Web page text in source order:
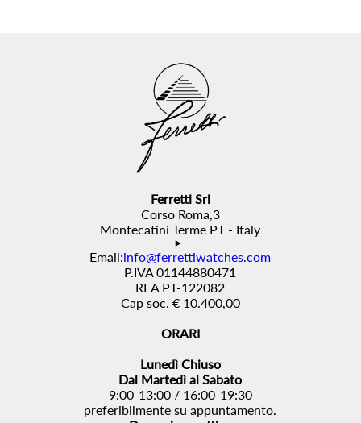
Ferretti Srl
Corso Roma,3
Montecatini Terme PT - Italy
Email:info@ferrettiwatches.com
P.IVA 01144880471
REA PT-122082
Cap soc. € 10.400,00
ORARI
Lunedì Chiuso
Dal Martedì al Sabato
9:00-13:00 / 16:00-19:30
preferibilmente su appuntamento.